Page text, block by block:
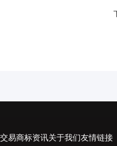
易商标资讯关于我们友情链接